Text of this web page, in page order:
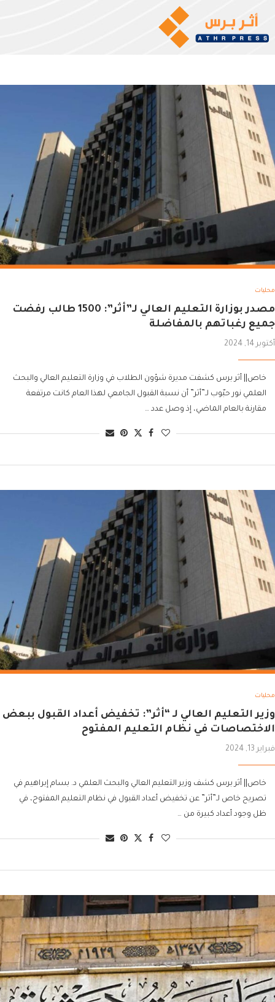
محليات
مصدر بوزارة التعليم العالي لـ”أثر”: 1500 طالب رفضت
جميع رغباتهم بالمفاضلة
أكتوبر 14, 2024
خاص|| أثر برس كشفت مديرة شؤون الطلاب في وزارة التعليم العالي والبحث
العلمي نور حبّوب لـ”أثر” أن نسبة القبول الجامعي لهذا العام كانت مرتفعة
مقارنة بالعام الماضي، إذ وصل عدد …
محليات
وزير التعليم العالي لـ “أثر”: تخفيض أعداد القبول ببعض
الاختصاصات في نظام التعليم المفتوح
فبراير 13, 2024
خاص|| أثر برس كشف وزير التعليم العالي والبحث العلمي د. بسام إبراهيم في
تصريح خاص لـ”أثر” عن تخفيض أعداد القبول في نظام التعليم المفتوح، في
ظل وجود أعداد كبيرة من …